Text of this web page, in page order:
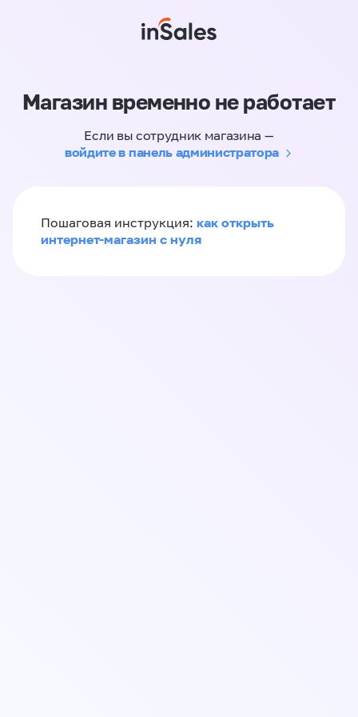
Магазин временно не работает
Если вы сотрудник магазина —
войдите в панель администратора
Пошаговая инструкция: как открыть
интернет-магазин с нуля